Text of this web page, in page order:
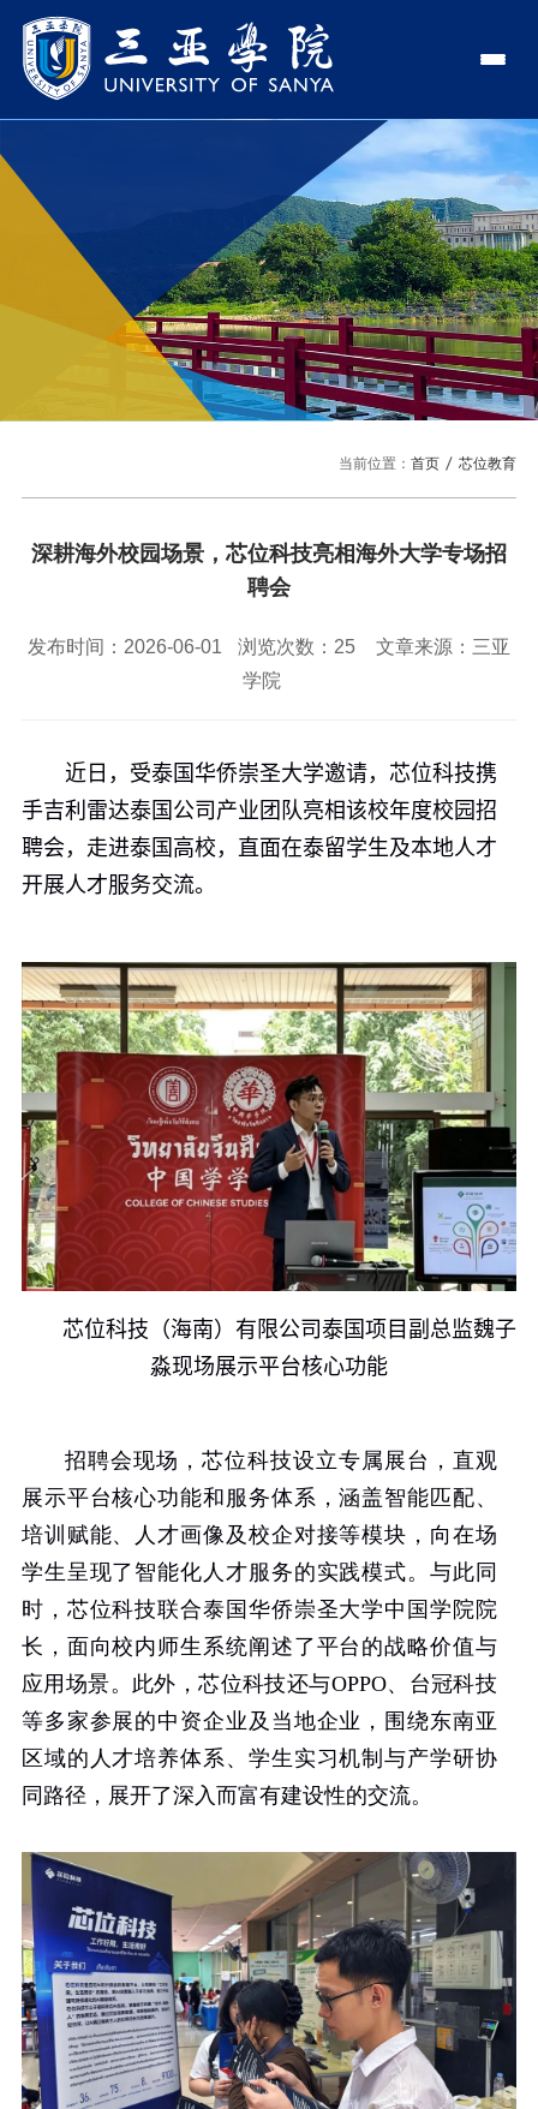
学校领导
理事长
党委书记、政府督导专员
学校简介
走近理事长
学校机构
校园风景
学院与部门
社会治理学院
艺术创意与数字设计学院
文学院
旅游与大健康学院
信息与智能工程学院
新闻中心
传媒视点
USY媒体
USY印象
招生信息
就业服务
图书馆
教务管理系统 办公OA系统
人才招聘
信息公开
访客
English
当前位置： 首页 芯位教育
深耕海外校园场景，芯位科技亮相海外大学专场招
聘会
发布时间：2026-06-01 浏览次数： 25
文章来源：三亚
学院
近日，受泰国华侨崇圣大学邀请，芯位科技携
手吉利雷达泰国公司产业团队亮相该校年度校园招
聘会，走进泰国高校，直面在泰留学生及本地人才
开展人才服务交流。
芯位科技（海南）有限公司泰国项目副总监魏子
淼现场展示平台核心功能
招聘会现场，芯位科技设立专属展台，直观
展示平台核心功能和服务体系，涵盖智能匹配、
培训赋能、人才画像及校企对接等模块，向在场
学生呈现了智能化人才服务的实践模式。与此同
时，芯位科技联合泰国华侨崇圣大学中国学院院
长，面向校内师生系统阐述了平台的战略价值与
应用场景。此外，芯位科技还与OPPO、台冠科技
等多家参展的中资企业及当地企业，围绕东南亚
区域的人才培养体系、学生实习机制与产学研协
同路径，展开了深入而富有建设性的交流。